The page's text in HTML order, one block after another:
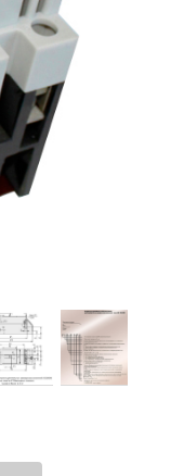
B.
вашей компании
нашего запроса!
предложение
двух дней (а там
позиций была).
объекта в